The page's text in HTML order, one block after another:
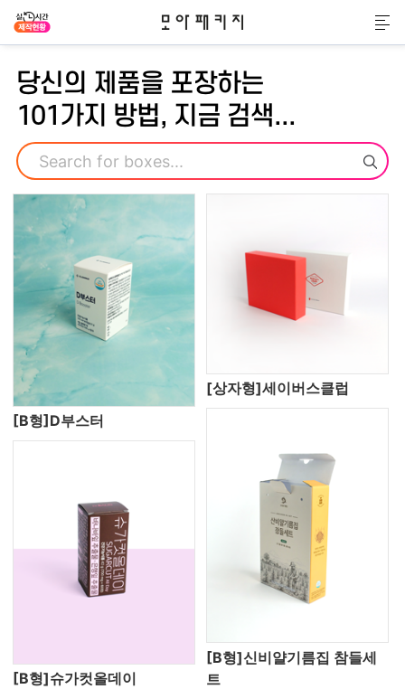
모아패키지
메
당신의 제품을 포장하는
101가지 방법, 지금 검색...
검색
[B형]D부스터
[상자형]세이버스클럽
[B형]슈가컷올데이
[B형]신비얄기름집 참들세
트